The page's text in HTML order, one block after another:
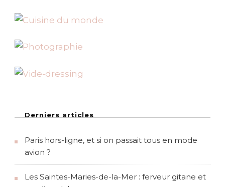
Derniers articles
Paris hors-ligne, et si on passait tous en mode
avion ?
Les Saintes-Maries-de-la-Mer : ferveur gitane et